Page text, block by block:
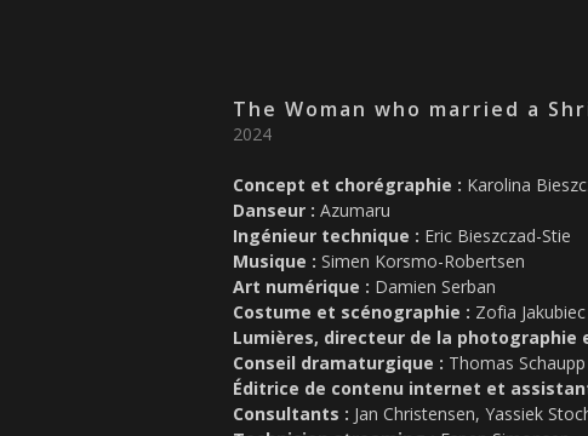
The Woman who married a
2024
Concept et chorégraphie : Karolina
Danseur : Azumaru
Ingénieur technique : Eric Bieszczad-Stie
Musique : Simen Korsmo-Robertsen
Art numérique : Damien Serban
Costume et scénographie : Zofia Jakubiec
Lumières, directeur de la photographie
Conseil dramaturgique : Thomas Schaupp
Éditrice de contenu internet et
Consultants : Jan Christensen, Yassiek